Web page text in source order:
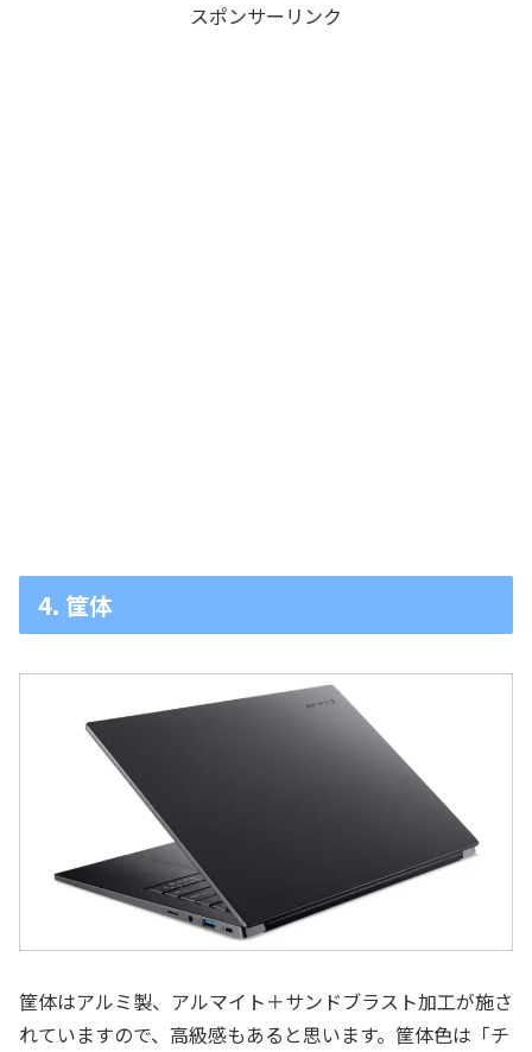
スポンサーリンク
4. 筐体
筐体はアルミ製、アルマイト＋サンドブラスト加工が施さ
れていますので、高級感もあると思います。筐体色は「チ